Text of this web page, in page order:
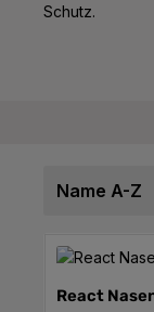
Schutz.
React